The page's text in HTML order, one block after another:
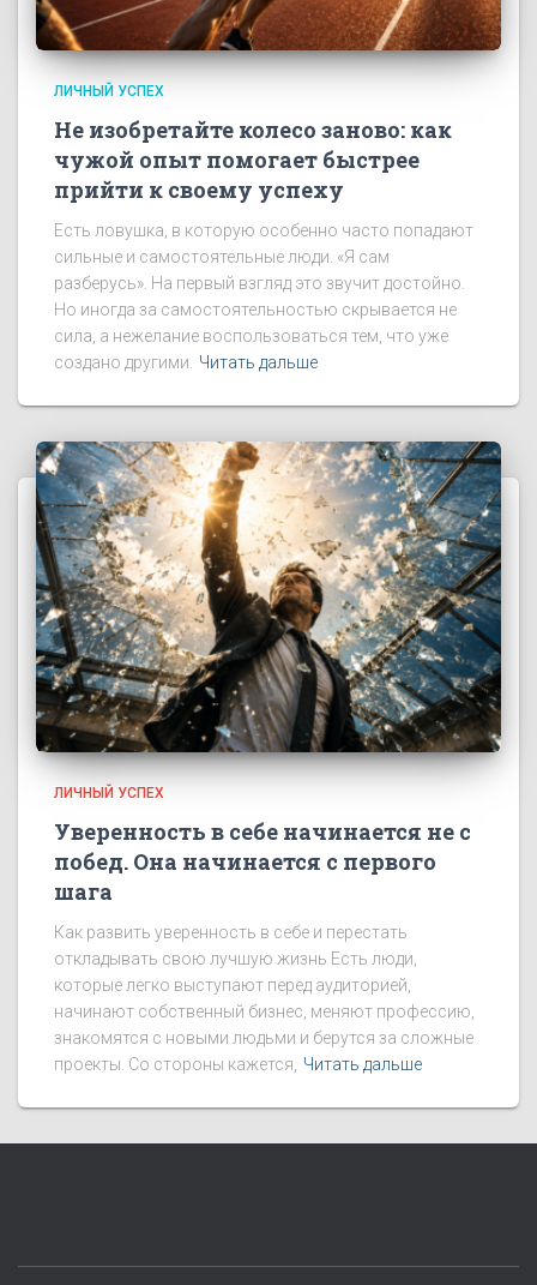
ЛИЧНЫЙ УСПЕХ
Не изобретайте колесо заново: как
чужой опыт помогает быстрее
прийти к своему успеху
Есть ловушка, в которую особенно часто попадают
сильные и самостоятельные люди. «Я сам
разберусь». На первый взгляд это звучит достойно.
Но иногда за самостоятельностью скрывается не
сила, а нежелание воспользоваться тем, что уже
создано другими. Читать дальше
ЛИЧНЫЙ УСПЕХ
Уверенность в себе начинается не с
побед. Она начинается с первого
шага
Как развить уверенность в себе и перестать
откладывать свою лучшую жизнь Есть люди,
которые легко выступают перед аудиторией,
начинают собственный бизнес, меняют профессию,
знакомятся с новыми людьми и берутся за сложные
проекты. Со стороны кажется,
Читать дальше